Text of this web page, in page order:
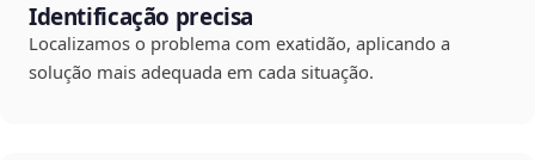
Identificação precisa
Localizamos o problema com exatidão, aplicando a
solução mais adequada em cada situação.